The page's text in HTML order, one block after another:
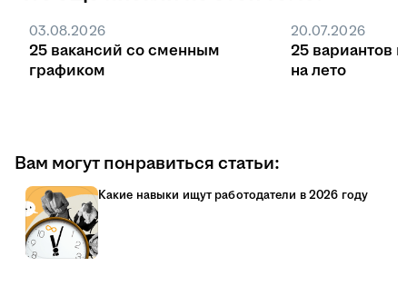
03.08.2026
25 вакансий со сменным
графиком
20.07.2026
25 вариантов
на лето
Вам могут понравиться статьи:
Какие навыки ищут работодатели в 2026 году